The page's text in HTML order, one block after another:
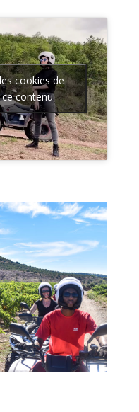
cookies de
contenu